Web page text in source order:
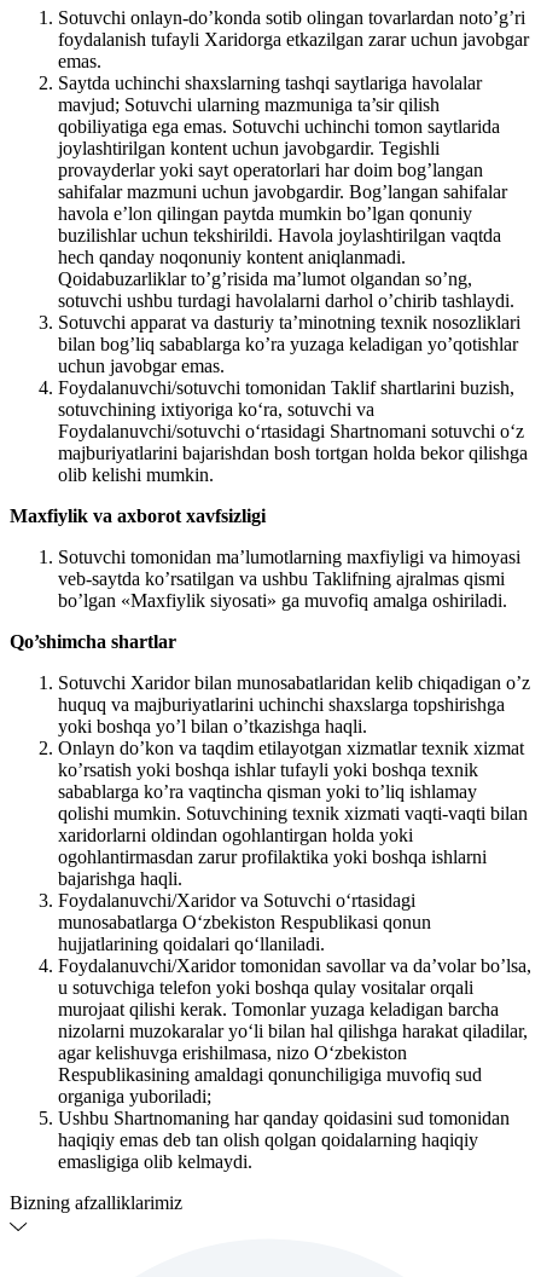
Sotuvchi onlayn-do’konda sotib olingan tovarlardan noto’g’ri
foydalanish tufayli Xaridorga etkazilgan zarar uchun javobgar
emas.
Saytda uchinchi shaxslarning tashqi saytlariga havolalar
mavjud; Sotuvchi ularning mazmuniga ta’sir qilish
qobiliyatiga ega emas. Sotuvchi uchinchi tomon saytlarida
joylashtirilgan kontent uchun javobgardir. Tegishli
provayderlar yoki sayt operatorlari har doim bog’langan
sahifalar mazmuni uchun javobgardir. Bog’langan sahifalar
havola e’lon qilingan paytda mumkin bo’lgan qonuniy
buzilishlar uchun tekshirildi. Havola joylashtirilgan vaqtda
hech qanday noqonuniy kontent aniqlanmadi.
Qoidabuzarliklar to’g’risida ma’lumot olgandan so’ng,
sotuvchi ushbu turdagi havolalarni darhol o’chirib tashlaydi.
Sotuvchi apparat va dasturiy ta’minotning texnik nosozliklari
bilan bog’liq sabablarga ko’ra yuzaga keladigan yo’qotishlar
uchun javobgar emas.
Foydalanuvchi/sotuvchi tomonidan Taklif shartlarini buzish,
sotuvchining ixtiyoriga ko‘ra, sotuvchi va
Foydalanuvchi/sotuvchi o‘rtasidagi Shartnomani sotuvchi o‘z
majburiyatlarini bajarishdan bosh tortgan holda bekor qilishga
olib kelishi mumkin.
Maxfiylik va axborot xavfsizligi
Sotuvchi tomonidan ma’lumotlarning maxfiyligi va himoyasi
veb-saytda ko’rsatilgan va ushbu Taklifning ajralmas qismi
bo’lgan «Maxfiylik siyosati» ga muvofiq amalga oshiriladi.
Qo’shimcha shartlar
Sotuvchi Xaridor bilan munosabatlaridan kelib chiqadigan o’z
huquq va majburiyatlarini uchinchi shaxslarga topshirishga
yoki boshqa yo’l bilan o’tkazishga haqli.
Onlayn do’kon va taqdim etilayotgan xizmatlar texnik xizmat
ko’rsatish yoki boshqa ishlar tufayli yoki boshqa texnik
sabablarga ko’ra vaqtincha qisman yoki to’liq ishlamay
qolishi mumkin. Sotuvchining texnik xizmati vaqti-vaqti bilan
xaridorlarni oldindan ogohlantirgan holda yoki
ogohlantirmasdan zarur profilaktika yoki boshqa ishlarni
bajarishga haqli.
Foydalanuvchi/Xaridor va Sotuvchi o‘rtasidagi
munosabatlarga O‘zbekiston Respublikasi qonun
hujjatlarining qoidalari qo‘llaniladi.
Foydalanuvchi/Xaridor tomonidan savollar va da’volar bo’lsa,
u sotuvchiga telefon yoki boshqa qulay vositalar orqali
murojaat qilishi kerak. Tomonlar yuzaga keladigan barcha
nizolarni muzokaralar yo‘li bilan hal qilishga harakat qiladilar,
agar kelishuvga erishilmasa, nizo O‘zbekiston
Respublikasining amaldagi qonunchiligiga muvofiq sud
organiga yuboriladi;
Ushbu Shartnomaning har qanday qoidasini sud tomonidan
haqiqiy emas deb tan olish qolgan qoidalarning haqiqiy
emasligiga olib kelmaydi.
Bizning afzalliklarimiz